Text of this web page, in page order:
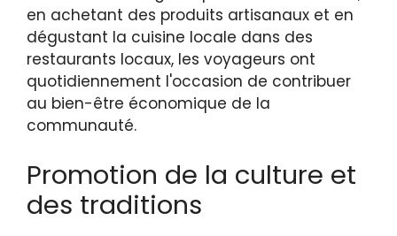
en achetant des produits artisanaux et en
dégustant la cuisine locale dans des
restaurants locaux, les voyageurs ont
quotidiennement l'occasion de contribuer
au bien-être économique de la
communauté.
Promotion de la culture et
des traditions